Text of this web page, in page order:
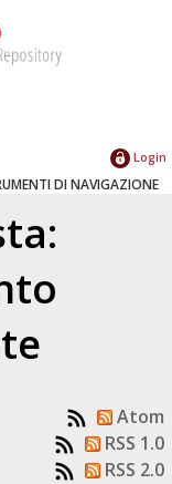
Login
DI NAVIGAZIONE
Atom
RSS 1.0
RSS 2.0